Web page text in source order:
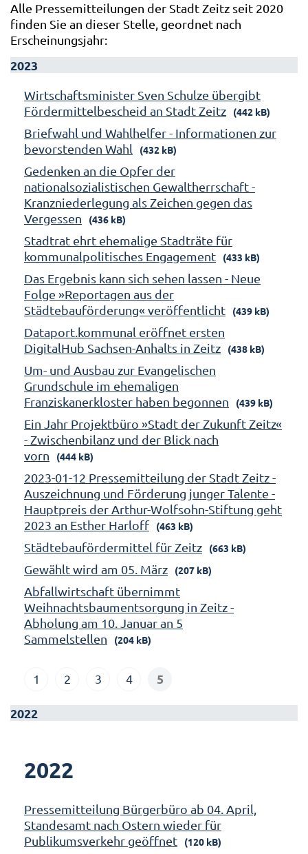
Alle Pressemitteilungen der Stadt Zeitz seit 2020
finden Sie an dieser Stelle, geordnet nach
Erscheinungsjahr:
2023
Wirtschaftsminister Sven Schulze übergibt
Fördermittelbescheid an Stadt Zeitz
(442 kB)
Briefwahl und Wahlhelfer - Informationen zur
bevorstenden Wahl
(432 kB)
Gedenken an die Opfer der
nationalsozialistischen Gewaltherrschaft -
Kranzniederlegung als Zeichen gegen das
Vergessen
(436 kB)
Stadtrat ehrt ehemalige Stadträte für
kommunalpolitisches Engagement
(433 kB)
Das Ergebnis kann sich sehen lassen - Neue
Folge »Reportagen aus der
Städtebauförderung« veröffentlicht
(439 kB)
Dataport.kommunal eröffnet ersten
DigitalHub Sachsen-Anhalts in Zeitz
(438 kB)
Um- und Ausbau zur Evangelischen
Grundschule im ehemaligen
Franziskanerkloster haben begonnen
(439 kB)
Ein Jahr Projektbüro »Stadt der Zukunft Zeitz«
- Zwischenbilanz und der Blick nach
vorn
(444 kB)
2023-01-12 Pressemitteilung der Stadt Zeitz -
Auszeichnung und Förderung junger Talente -
Hauptpreis der Arthur-Wolfsohn-Stiftung geht
2023 an Esther Harloff
(463 kB)
Städtebaufördermittel für Zeitz (663 kB)
Gewählt wird am 05. März (207 kB)
Abfallwirtschaft übernimmt
Weihnachtsbaumentsorgung in Zeitz -
Abholung am 10. Januar an 5
Sammelstellen
(204 kB)
1 2 3 4 5
2022
2022
Pressemitteilung Bürgerbüro ab 04. April,
Standesamt nach Ostern wieder für
Publikumsverkehr geöffnet
(120 kB)